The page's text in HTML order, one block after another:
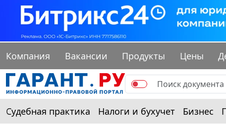
Компания Вакансии Продукты Цены
Судебная практика Налоги и бухучет Бизнес